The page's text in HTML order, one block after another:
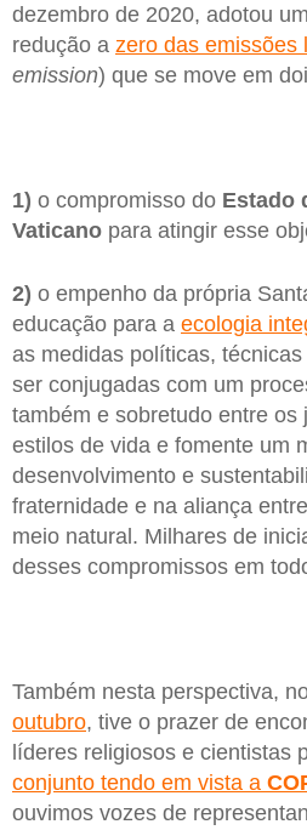
dezembro de 2020, adotou
redução a zero das emissões
emission) que se move em
1) o compromisso do Estado
Vaticano para atingir esse
2) o empenho da própria
educação para a ecologia
as medidas políticas,
ser conjugadas com um
também e sobretudo entre os
estilos de vida e fomente um
desenvolvimento e
fraternidade e na aliança
meio natural. Milhares de
desses compromissos em
Também nesta perspectiva,
outubro, tive o prazer de
líderes religiosos e cientistas
conjunto tendo em vista a
ouvimos vozes de